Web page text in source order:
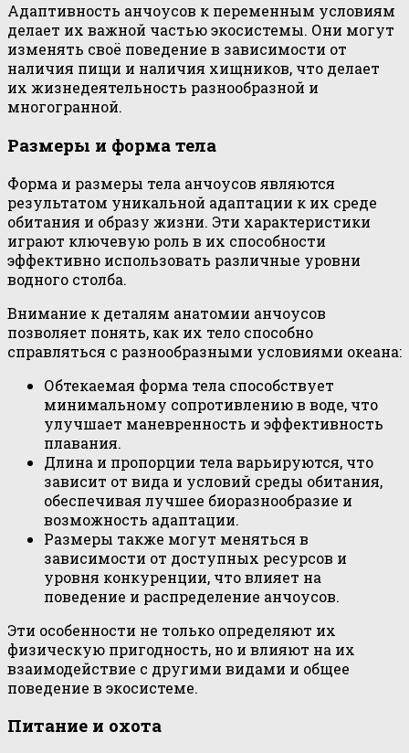
Адаптивность анчоусов к переменным условиям
делает их важной частью экосистемы. Они могут
изменять своё поведение в зависимости от
наличия пищи и наличия хищников, что делает
их жизнедеятельность разнообразной и
многогранной.
Размеры и форма тела
Форма и размеры тела анчоусов являются
результатом уникальной адаптации к их среде
обитания и образу жизни. Эти характеристики
играют ключевую роль в их способности
эффективно использовать различные уровни
водного столба.
Внимание к деталям анатомии анчоусов
позволяет понять, как их тело способно
справляться с разнообразными условиями океана:
Обтекаемая форма тела способствует
минимальному сопротивлению в воде, что
улучшает маневренность и эффективность
плавания.
Длина и пропорции тела варьируются, что
зависит от вида и условий среды обитания,
обеспечивая лучшее биоразнообразие и
возможность адаптации.
Размеры также могут меняться в
зависимости от доступных ресурсов и
уровня конкуренции, что влияет на
поведение и распределение анчоусов.
Эти особенности не только определяют их
физическую пригодность, но и влияют на их
взаимодействие с другими видами и общее
поведение в экосистеме.
Питание и охота